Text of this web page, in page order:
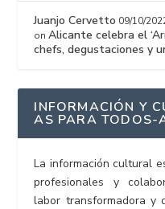
Juanjo Cervetto 09/10/
onAlicante celebra el
chefs, degustaciones y
INFORMACIÓN Y
AS PARA TODOS-
La información cultural
profesionales y
labor transformadora y